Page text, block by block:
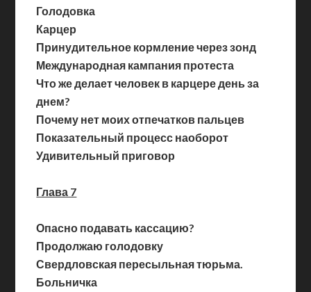
Голодовка
Карцер
Принудительное кормление через зонд
Международная кампания протеста
Что же делает человек в карцере день за
днем?
Почему нет моих отпечатков пальцев
Показательный процесс наоборот
Удивительный приговор
Глава 7
Опасно подавать кассацию?
Продолжаю голодовку
Свердловская пересыльная тюрьма.
Больничка